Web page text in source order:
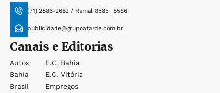
(71) 2886-2683 / Ramal 8585 | 8586
publicidade@grupoatarde.com.br
Canais e Editorias
Autos
Bahia
Brasil
E.c. Bahia
E.c. Vitória
Empregos